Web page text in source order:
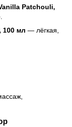
Patchouli,
100 мл — лёгкая,